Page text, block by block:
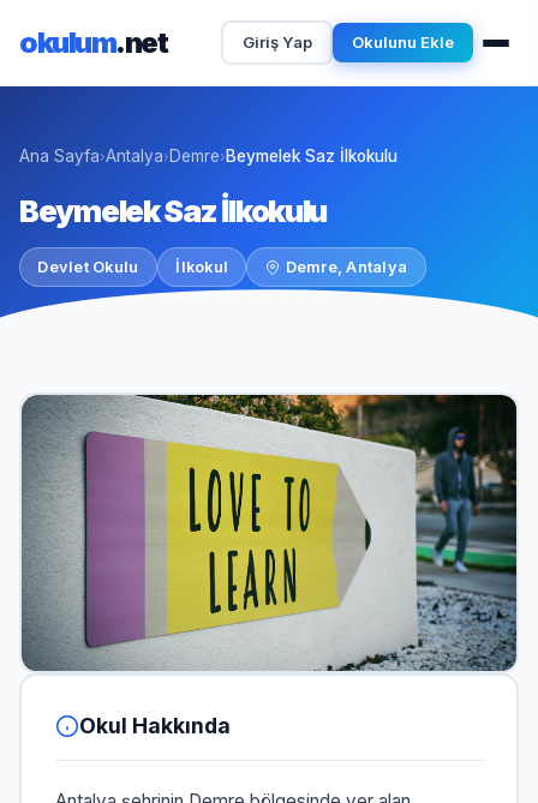
okulum.net Giriş Yap Okulunu Ekle
Ana Sayfa›Antalya› Demre› Beymelek Saz İlkokulu
Beymelek Saz İlkokulu
Devlet Okulu İlkokul Demre, Antalya
Okul Hakkında